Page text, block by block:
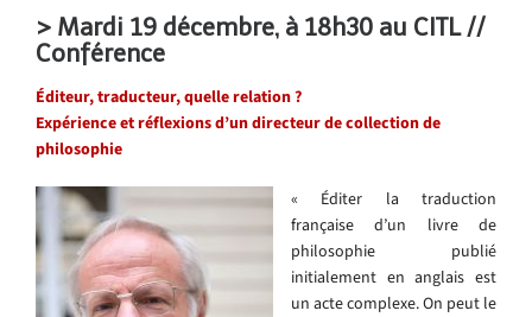
> Mardi 19 décembre, à 18h30 au CITL //
Conférence
Éditeur, traducteur, quelle relation ?
Expérience et réflexions d’un directeur de collection de
philosophie
« Éditer la traduction
française d’un livre de
philosophie publié
initialement en anglais est
un acte complexe. On peut le